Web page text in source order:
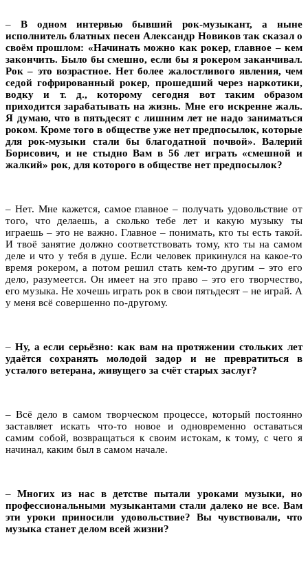
– В одном интервью бывший рок-музыкант, а ныне
исполнитель блатных песен Александр Новиков так сказал о
своём прошлом: «Начинать можно как рокер, главное – кем
закончить. Было бы смешно, если бы я рокером заканчивал.
Рок – это возрастное. Нет более жалостливого явления, чем
седой гофрированный рокер, прошедший через наркотики,
водку и т. д., которому сегодня вот таким образом
приходится зарабатывать на жизнь. Мне его искренне жаль.
Я думаю, что в пятьдесят с лишним лет не надо заниматься
роком. Кроме того в обществе уже нет предпосылок, которые
для рок-музыки стали бы благодатной почвой». Валерий
Борисович, и не стыдно Вам в 56 лет играть «смешной и
жалкий» рок, для которого в обществе нет предпосылок?
– Нет. Мне кажется, самое главное – получать удовольствие от
того, что делаешь, а сколько тебе лет и какую музыку ты
играешь – это не важно. Главное – понимать, кто ты есть такой.
И твоё занятие должно соответствовать тому, кто ты на самом
деле и что у тебя в душе. Если человек прикинулся на какое-то
время рокером, а потом решил стать кем-то другим – это его
дело, разумеется. Он имеет на это право – это его творчество,
его музыка. Не хочешь играть рок в свои пятьдесят – не играй. А
у меня всё совершенно по-другому.
– Ну, а если серьёзно: как вам на протяжении стольких лет
удаётся сохранять молодой задор и не превратиться в
усталого ветерана, живущего за счёт старых заслуг?
– Всё дело в самом творческом процессе, который постоянно
заставляет искать что-то новое и одновременно оставаться
самим собой, возвращаться к своим истокам, к тому, с чего я
начинал, каким был в самом начале.
– Многих из нас в детстве пытали уроками музыки, но
профессиональными музыкантами стали далеко не все. Вам
эти уроки приносили удовольствие? Вы чувствовали, что
музыка станет делом всей жизни?